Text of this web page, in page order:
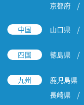
京都府
中国 山口県
四国 徳島県
九州 鹿児島県
長崎県